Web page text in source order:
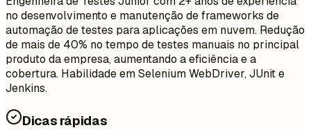
no desenvolvimento e manutenção de frameworks de
automação de testes para aplicações em nuvem. Redução
de mais de 40% no tempo de testes manuais no principal
produto da empresa, aumentando a eficiência e a
cobertura. Habilidade em Selenium WebDriver, JUnit e
Jenkins.
Dicas rápidas